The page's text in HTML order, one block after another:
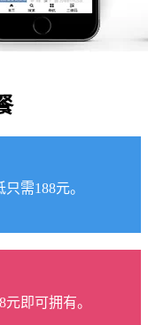
需188元。
即可拥有。